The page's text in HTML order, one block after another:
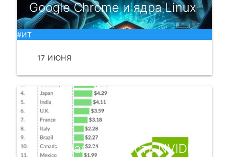
Google Chrome и ядра Linux
#ИТ
17 ИЮНЯ
Рыночная стоимость NVIDIA